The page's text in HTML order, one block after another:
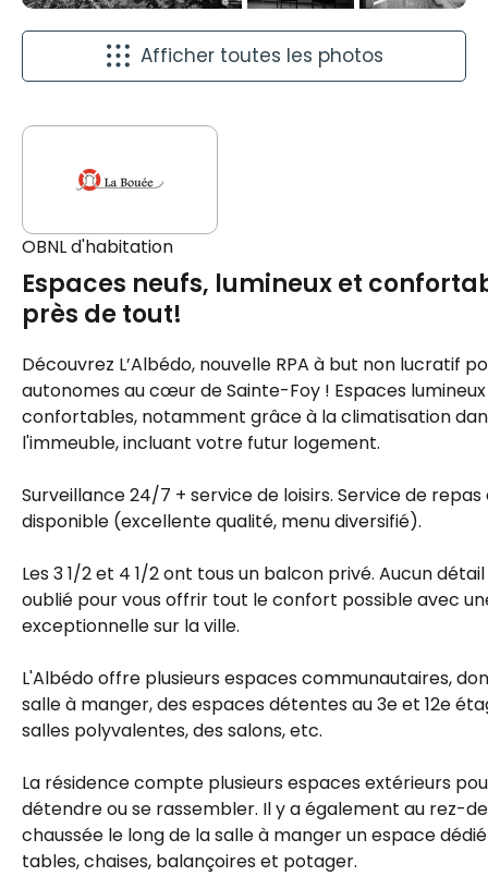
Afficher toutes les photos
OBNL d'habitation
Espaces neufs, lumineux et
près de tout!
Découvrez L’Albédo, nouvelle RPA à but non lucratif
autonomes au cœur de Sainte-Foy ! Espaces
confortables, notamment grâce à la climatisation
l'immeuble, incluant votre futur logement.
Surveillance 24/7 + service de loisirs. Service de repas
disponible (excellente qualité, menu diversifié).
Les 3 1/2 et 4 1/2 ont tous un balcon privé. Aucun
oublié pour vous offrir tout le confort possible avec
exceptionnelle sur la ville.
L'Albédo offre plusieurs espaces communautaires,
salle à manger, des espaces détentes au 3e et 12e
salles polyvalentes, des salons, etc.
La résidence compte plusieurs espaces extérieurs
détendre ou se rassembler. Il y a également au rez-
chaussée le long de la salle à manger un espace
tables, chaises, balançoires et potager.